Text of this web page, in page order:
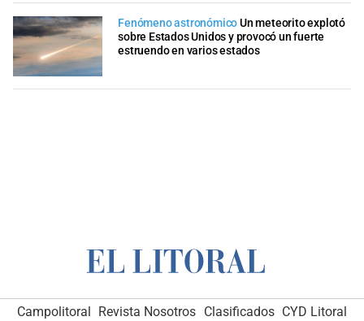
Fenómeno astronómicoUn meteorito explotó
sobre Estados Unidos y provocó un fuerte
estruendo en varios estados
Campolitoral Revista Nosotros Clasificados CYD Litoral